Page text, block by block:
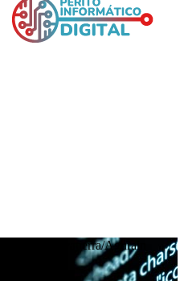
Salvatierra/Agurain